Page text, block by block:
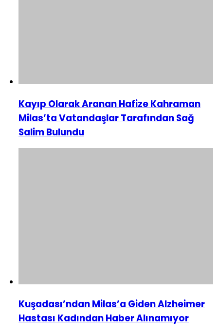
Kayıp Olarak Aranan Hafize Kahraman
Milas’ta Vatandaşlar Tarafından Sağ
Salim Bulundu
Kuşadası’ndan Milas’a Giden Alzheimer
Hastası Kadından Haber Alınamıyor